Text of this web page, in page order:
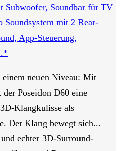
Subwoofer, Soundbar für TV
mit 2 Rear-
App-Steuerung,
neuen Niveau: Mit
Poseidon D60 eine
Klangkulisse als
Der Klang bewegt sich...
echter 3D-Surround-